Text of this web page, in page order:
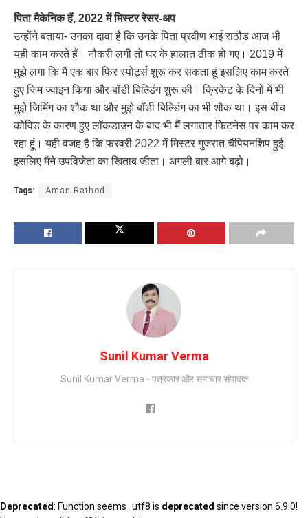
पिता मैकेनिक हैं, 2022 में मिस्टर रेसर-अप
उन्होंने बताया- उनका दावा है कि उनके पिता प्रवीण भाई राठौड़ आज भी
यही काम करते हैं। नौकरी लगी तो घर के हालात ठीक हो गए। 2019 में
मुझे लगा कि मैं एक बार फिर स्पोर्ट्स शुरू कर सकता हूं इसलिए काम करते
हुए जिम ज्वाइन किया और बॉडी बिल्डिंग शुरू की। क्रिकेट के दिनों में भी
मुझे जिमिंग का शौक था और मुझे बॉडी बिल्डिंग का भी शौक था। इस बीच
कोविड के कारण हुए लॉकडाउन के बाद भी मैं लगातार फिटनेस पर काम कर
रहा हूं। यही वजह है कि फरवरी 2022 में मिस्टर गुजरात चैंपियनशिप हुई,
इसलिए मैंने उपविजेता का खिताब जीता। अगली बार आगे बढ़ो।
Tags: Aman Rathod
Sunil Kumar Verma
Sunil Kumar Verma - पत्रकार और समाचार संपादक
Deprecated: Function seems_utf8 is deprecated since version 6.9.0!